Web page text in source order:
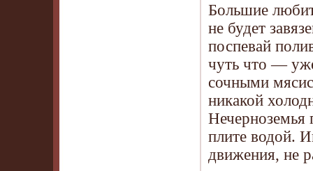
Большие
не будет
поспевай
чуть что —
сочными
никакой
Нечерноземья
плите водой.
движения, не